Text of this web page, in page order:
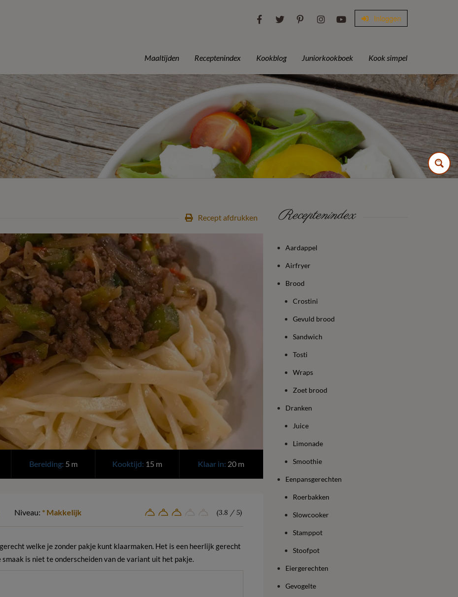
Inloggen
Maaltijden Receptenindex Kookblog Juniorkookboek Kook simpel
Recept afdrukken
Bereiding: 5 m Kooktijd: 15 m Klaar in: 20 m
(3.8 / 5)
Niveau: * Makkelijk
welke je zonder pakje kunt klaarmaken. Het is een heerlijk gerecht
is niet te onderscheiden van de variant uit het pakje.
Receptenindex
Aardappel
Airfryer
Brood
Crostini
Gevuld brood
Sandwich
Tosti
Wraps
Zoet brood
Dranken
Juice
Limonade
Smoothie
Eenpansgerechten
Roerbakken
Slowcooker
Stamppot
Stoofpot
Eiergerechten
Gevogelte